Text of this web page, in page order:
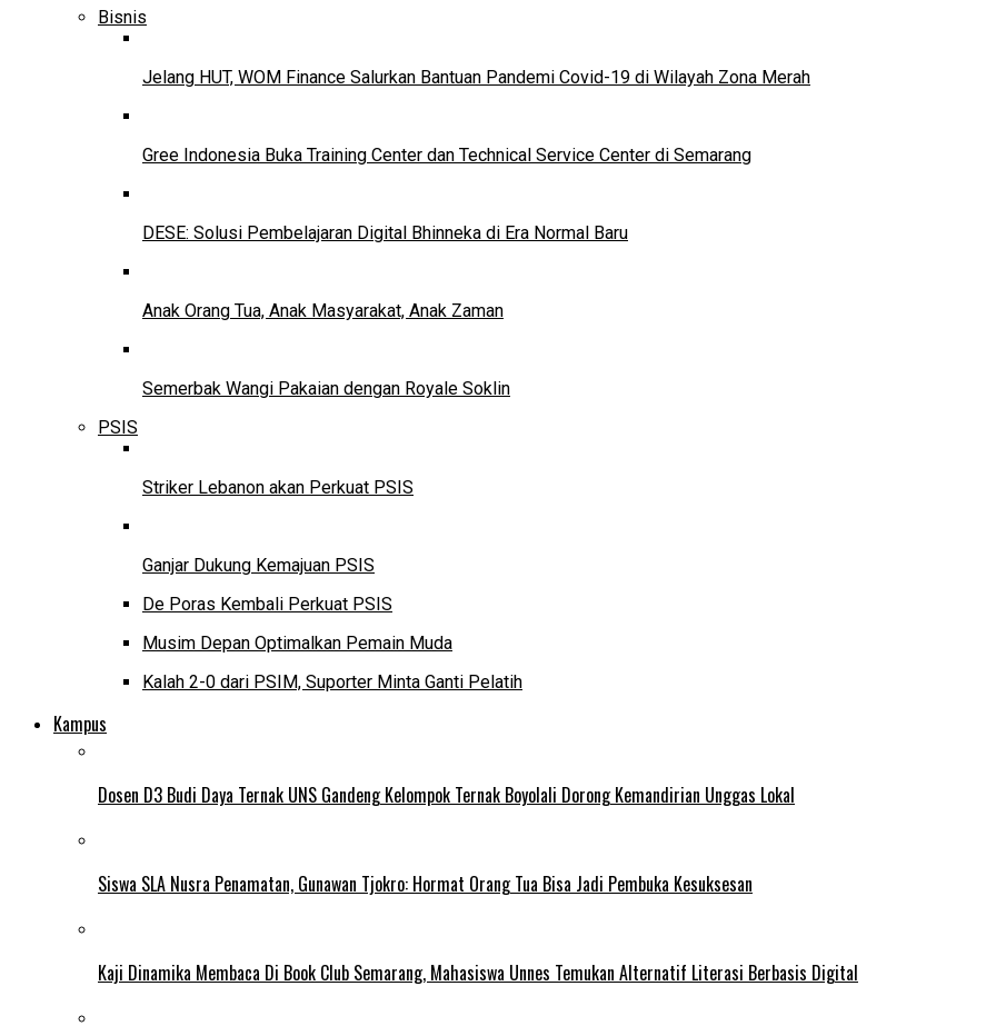
Bisnis
Jelang HUT, WOM Finance Salurkan Bantuan Pandemi Covid-19 di Wilayah Zona Merah
Gree Indonesia Buka Training Center dan Technical Service Center di Semarang
DESE: Solusi Pembelajaran Digital Bhinneka di Era Normal Baru
Anak Orang Tua, Anak Masyarakat, Anak Zaman
Semerbak Wangi Pakaian dengan Royale Soklin
PSIS
Striker Lebanon akan Perkuat PSIS
Ganjar Dukung Kemajuan PSIS
De Poras Kembali Perkuat PSIS
Musim Depan Optimalkan Pemain Muda
Kalah 2-0 dari PSIM, Suporter Minta Ganti Pelatih
Kampus
Dosen D3 Budi Daya Ternak UNS Gandeng Kelompok Ternak Boyolali Dorong Kemandirian Unggas Lokal
Siswa SLA Nusra Penamatan, Gunawan Tjokro: Hormat Orang Tua Bisa Jadi Pembuka Kesuksesan
Kaji Dinamika Membaca Di Book Club Semarang, Mahasiswa Unnes Temukan Alternatif Literasi Berbasis Digital